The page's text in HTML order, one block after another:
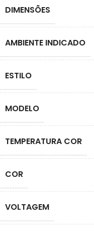
DIMENSÕES
AMBIENTE INDICADO
ESTILO
MODELO
TEMPERATURA COR
COR
VOLTAGEM